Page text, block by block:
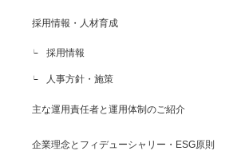
採用情報・人材育成
採用情報
人事方針・施策
主な運用責任者と運用体制のご紹介
企業理念とフィデューシャリー・ESG原則